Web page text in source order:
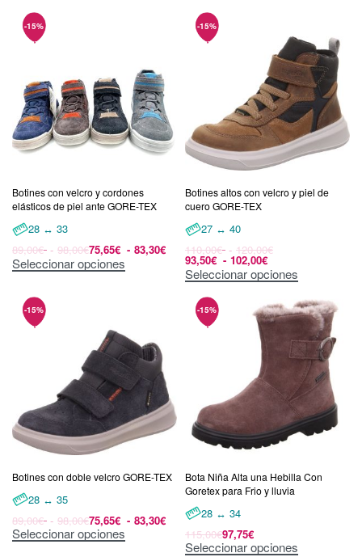
Botines con velcro y cordones
elásticos de piel ante GORE-TEX
28 ↔ 33
89,00€ 98,00€75,65€ 83,30€
Seleccionar opciones
Botines altos con velcro y piel de
cuero GORE-TEX
27 ↔ 40
110,00€ 120,00€
93,50€ 102,00€
Seleccionar opciones
Botines con doble velcro GORE-TEX
28 ↔ 35
89,00€ 98,00€75,65€ 83,30€
Seleccionar opciones
Bota Niña Alta una Hebilla Con
Goretex para Frio y lluvia
28 ↔ 34
115,00€97,75€
Seleccionar opciones